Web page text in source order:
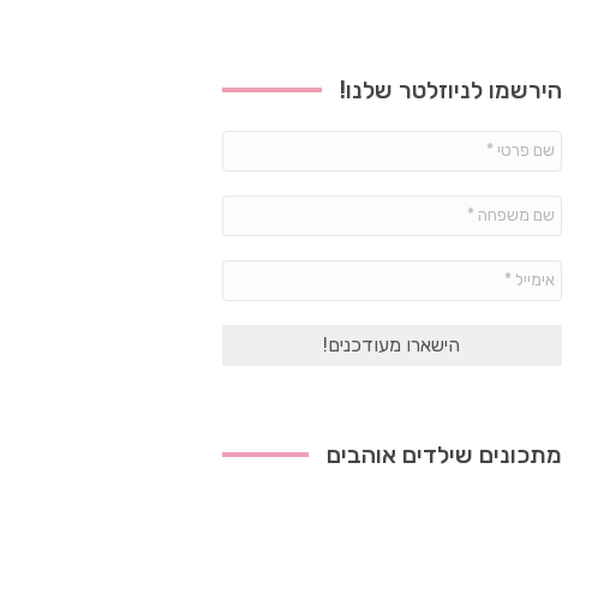
הירשמו לניוזלטר שלנו!
פרטי
משפחה
*
מתכונים שילדים אוהבים